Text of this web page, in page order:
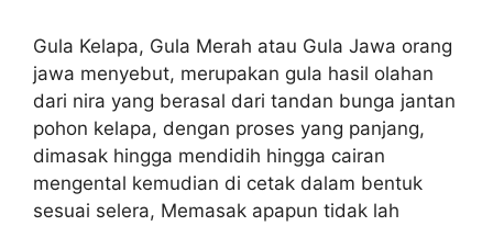
Gula Kelapa, Gula Merah atau Gula Jawa orang
jawa menyebut, merupakan gula hasil olahan
dari nira yang berasal dari tandan bunga jantan
pohon kelapa, dengan proses yang panjang,
dimasak hingga mendidih hingga cairan
mengental kemudian di cetak dalam bentuk
sesuai selera, Memasak apapun tidak lah